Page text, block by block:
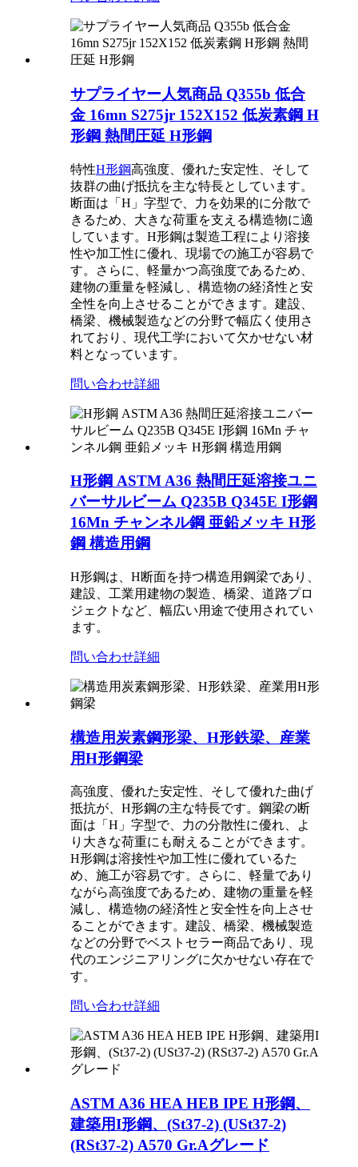
サプライヤー人気商品 Q355b 低合
金 16mn S275jr 152X152 低炭素鋼 H
形鋼 熱間圧延 H形鋼
特性H形鋼高強度、優れた安定性、そして
抜群の曲げ抵抗を主な特長としています。
断面は「H」字型で、力を効果的に分散で
きるため、大きな荷重を支える構造物に適
しています。H形鋼は製造工程により溶接
性や加工性に優れ、現場での施工が容易で
す。さらに、軽量かつ高強度であるため、
建物の重量を軽減し、構造物の経済性と安
全性を向上させることができます。建設、
橋梁、機械製造などの分野で幅広く使用さ
れており、現代工学において欠かせない材
料となっています。
問い合わせ詳細
H形鋼 ASTM A36 熱間圧延溶接ユニ
バーサルビーム Q235B Q345E I形鋼
16Mn チャンネル鋼 亜鉛メッキ H形
鋼 構造用鋼
H形鋼は、H断面を持つ構造用鋼梁であり、
建設、工業用建物の製造、橋梁、道路プロ
ジェクトなど、幅広い用途で使用されてい
ます。
問い合わせ詳細
構造用炭素鋼形梁、H形鉄梁、産業
用H形鋼梁
高強度、優れた安定性、そして優れた曲げ
抵抗が、H形鋼の主な特長です。鋼梁の断
面は「H」字型で、力の分散性に優れ、よ
り大きな荷重にも耐えることができます。
H形鋼は溶接性や加工性に優れているた
め、施工が容易です。さらに、軽量であり
ながら高強度であるため、建物の重量を軽
減し、構造物の経済性と安全性を向上させ
ることができます。建設、橋梁、機械製造
などの分野でベストセラー商品であり、現
代のエンジニアリングに欠かせない存在で
す。
問い合わせ詳細
ASTM A36 HEA HEB IPE H形鋼、
建築用I形鋼、(St37-2) (USt37-2)
(RSt37-2) A570 Gr.Aグレード